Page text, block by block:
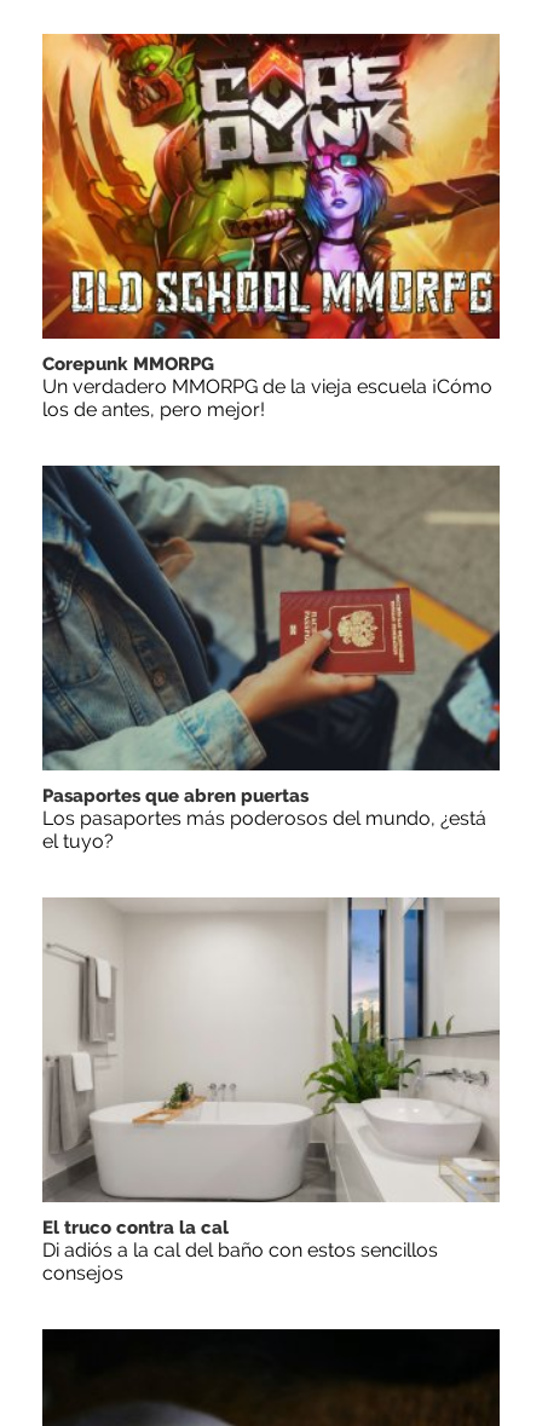
Corepunk MMORPG
Un verdadero MMORPG de la vieja escuela ¡Cómo
los de antes, pero mejor!
Pasaportes que abren puertas
Los pasaportes más poderosos del mundo, ¿está
el tuyo?
El truco contra la cal
Di adiós a la cal del baño con estos sencillos
consejos